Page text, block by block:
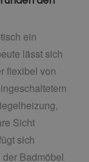
ein
lässt sich
flexibel von
Sicht
sich
Badmöbel